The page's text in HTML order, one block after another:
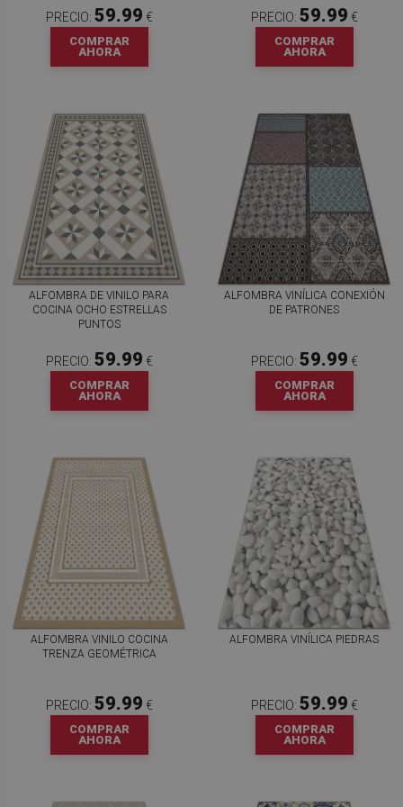
PRECIO: 59.99 €
COMPRAR
AHORA
PRECIO: 59.99 €
COMPRAR
AHORA
ALFOMBRA DE VINILO PARA
COCINA OCHO ESTRELLAS
PUNTOS
PRECIO: 59.99 €
COMPRAR
AHORA
ALFOMBRA VINÍLICA CONEXIÓN
DE PATRONES
PRECIO: 59.99 €
COMPRAR
AHORA
ALFOMBRA VINILO COCINA
TRENZA GEOMÉTRICA
PRECIO: 59.99 €
COMPRAR
AHORA
ALFOMBRA VINÍLICA PIEDRAS
PRECIO: 59.99 €
COMPRAR
AHORA